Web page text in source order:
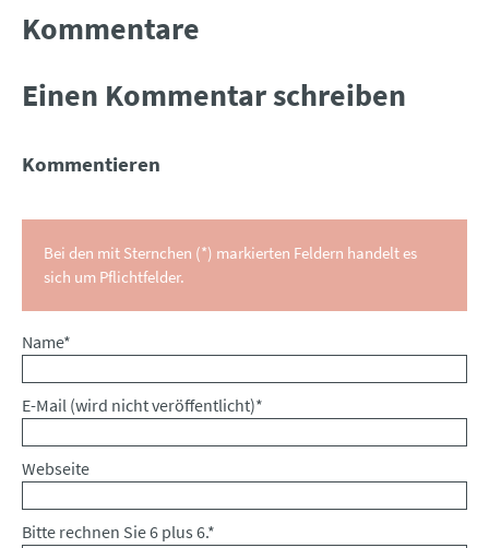
Kommentare
Einen Kommentar schreiben
Kommentieren
Bei den mit Sternchen (*) markierten Feldern handelt es
sich um Pflichtfelder.
Pflichtfeld
Name*
Pflichtfeld
E-Mail (wird nicht veröffentlicht)*
Webseite
Bitte rechnen Sie 6 plus 6.*